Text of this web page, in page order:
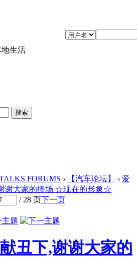
地生活
搜索
FORUMS › 【汽车论坛】 › 爱
谢大家的捧场 ☆现在的形象☆
/ 28 页下一页
丑下,谢谢大家的